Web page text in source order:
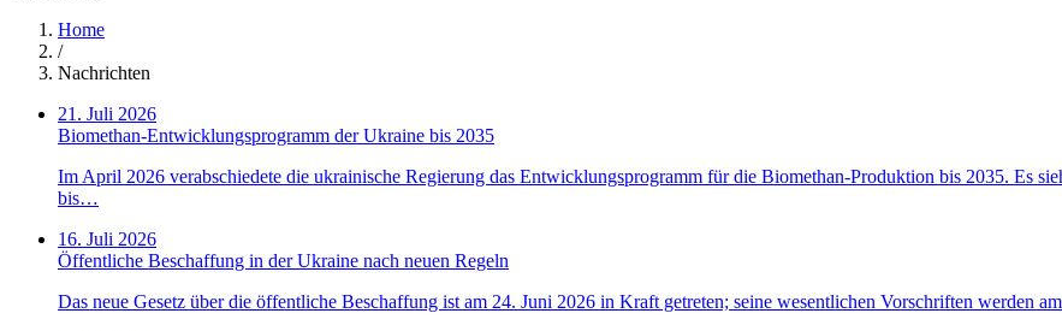
Home
/
Nachrichten
21. Juli 2026
Biomethan-Entwicklungsprogramm der Ukraine bis 2035
Im April 2026 verabschiedete die ukrainische Regierung das Entwicklungsprogramm für die Biomethan-Produktion bis 2035. Es
bis…
16. Juli 2026
Öffentliche Beschaffung in der Ukraine nach neuen Regeln
Das neue Gesetz über die öffentliche Beschaffung ist am 24. Juni 2026 in Kraft getreten; seine wesentlichen Vorschriften werden